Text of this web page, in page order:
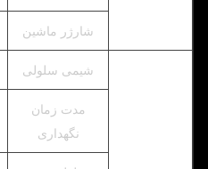
شارژر ماشین
شیمی سلولی
مدت زمان
نگهداری